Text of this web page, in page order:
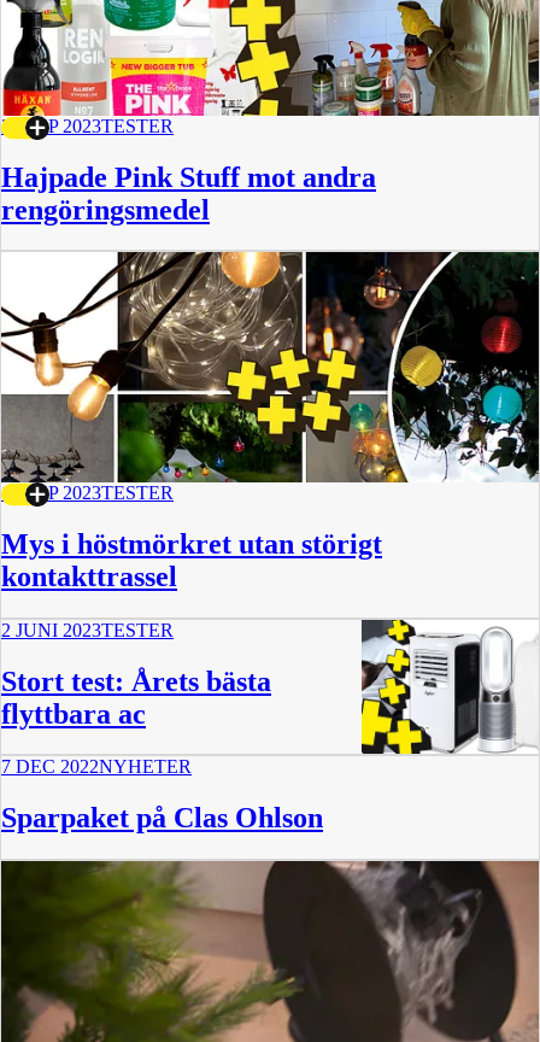
27 SEP 2023TESTER
Hajpade Pink Stuff mot andra
rengöringsmedel
16 SEP 2023TESTER
Mys i höstmörkret utan störigt
kontakttrassel
2 JUNI 2023TESTER
Stort test: Årets bästa
flyttbara ac
7 DEC 2022NYHETER
Sparpaket på Clas Ohlson